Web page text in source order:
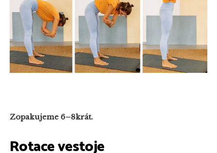
Zopakujeme 6–8krát.
Rotace vestoje